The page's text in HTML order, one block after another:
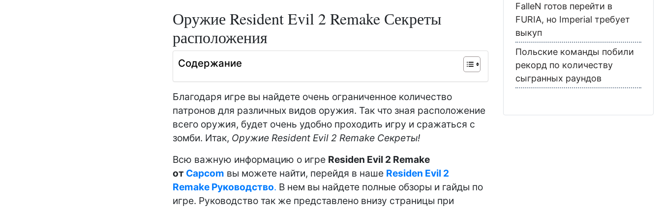
Оружие Resident Evil 2 Remake Секреты
расположения
Содержание
Благодаря игре вы найдете очень ограниченное количество
патронов для различных видов оружия. Так что зная расположение
всего оружия, будет очень удобно проходить игру и сражаться с
зомби. Итак, Оружие Resident Evil 2 Remake Секреты!
Всю важную информацию о игре Residen Evil 2 Remake
от Capcom вы можете найти, перейдя в наше Residen Evil 2
Remake Руководство. В нем вы найдете полные обзоры и гайды по
игре. Руководство так же представлено внизу страницы при
FalleN готов перейти в
FURIA, но Imperial требует
выкуп
Польские команды побили
рекорд по количеству
сыгранных раундов